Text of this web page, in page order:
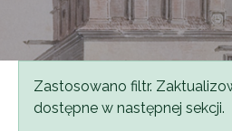
Komunikat
Zastosowano filtr.
dostępne w następnej sekcji.